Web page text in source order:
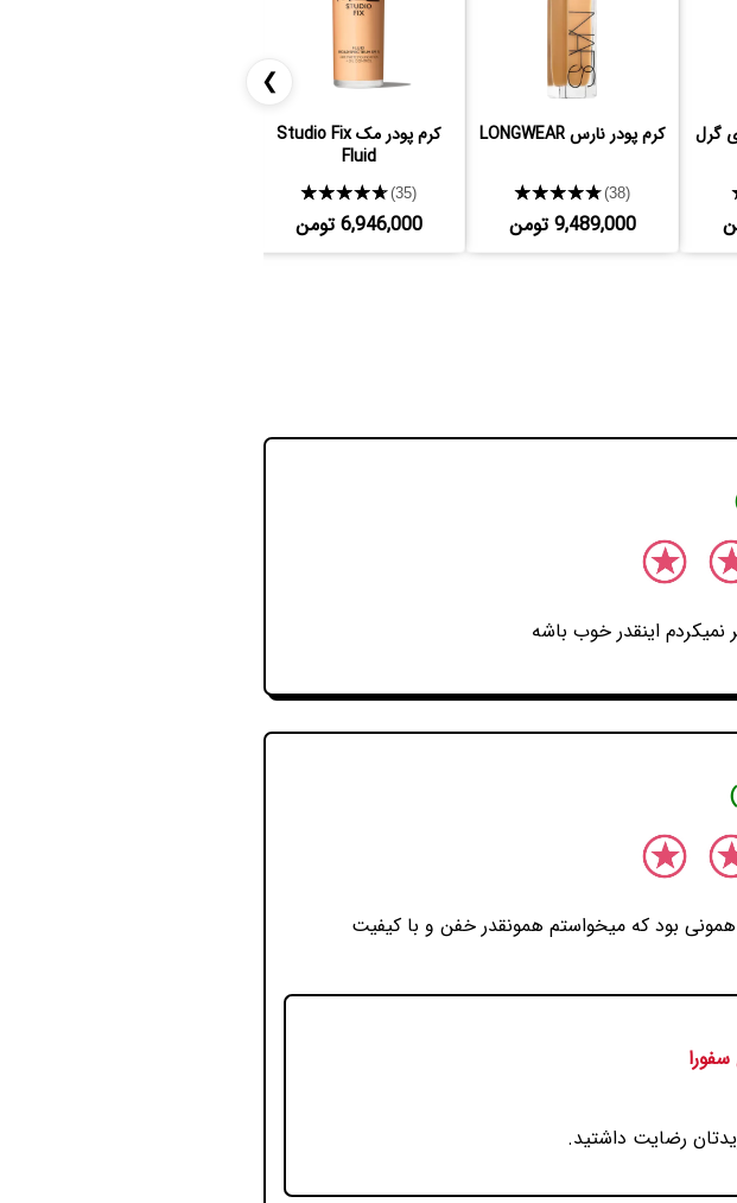
گرل کرم پودر نارس LONGWEAR
★★★★★(38)
9,489,000 تومن
کرم پودر مک Studio Fix
Fluid
★★★★★(35)
6,946,000 تومن
❯
نمیکردم اینقدر خوب باشه
بود که میخواستم همونقدر خفن و با کیفیت
رضایت داشتید.